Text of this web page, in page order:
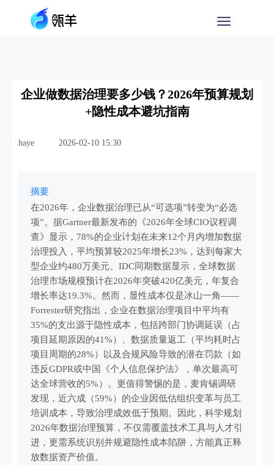
企业做数据治理要多少钱？2026年预算规划
+隐性成本避坑指南
haye 2026-02-10 15:30
摘要
在2026年，企业数据治理已从“可选项”转变为“必选
项”。据Gartner最新发布的《2026年全球CIO议程调
查》显示，78%的企业计划在未来12个月内增加数据
治理投入，平均预算较2025年增长23%，达到每家大
型企业约480万美元。IDC同期数据显示，全球数据
治理市场规模预计在2026年突破420亿美元，年复合
增长率达19.3%。然而，显性成本仅是冰山一角——
Forrester研究指出，企业在数据治理项目中平均有
35%的支出源于隐性成本，包括跨部门协调延误（占
项目延期原因的41%）、数据质量返工（平均耗时占
项目周期的28%）以及合规风险导致的潜在罚款（如
违反GDPR或中国《个人信息保护法》，单次最高可
达全球营收的5%）。更值得警惕的是，麦肯锡调研
发现，近六成（59%）的企业因低估组织变革与员工
培训成本，导致治理成效低于预期。因此，科学规划
2026年数据治理预算，不仅需覆盖技术工具与人才引
进，更需系统识别并规避隐性成本陷阱，方能真正释
放数据资产价值。